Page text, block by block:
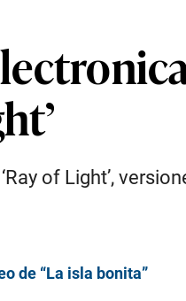
of Light’,
de “La isla bonita”